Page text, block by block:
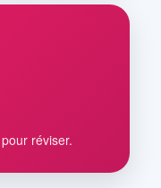
réviser.